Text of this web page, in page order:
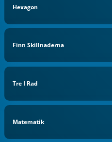
Hexagon
Finn Skillnaderna
Tre I Rad
Matematik